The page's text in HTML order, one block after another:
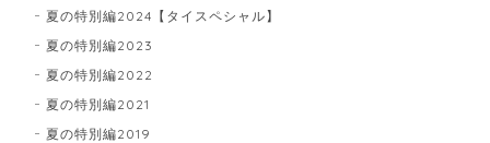
夏の特別編2024【タイスペシャル】
夏の特別編2023
夏の特別編2022
夏の特別編2021
夏の特別編2019